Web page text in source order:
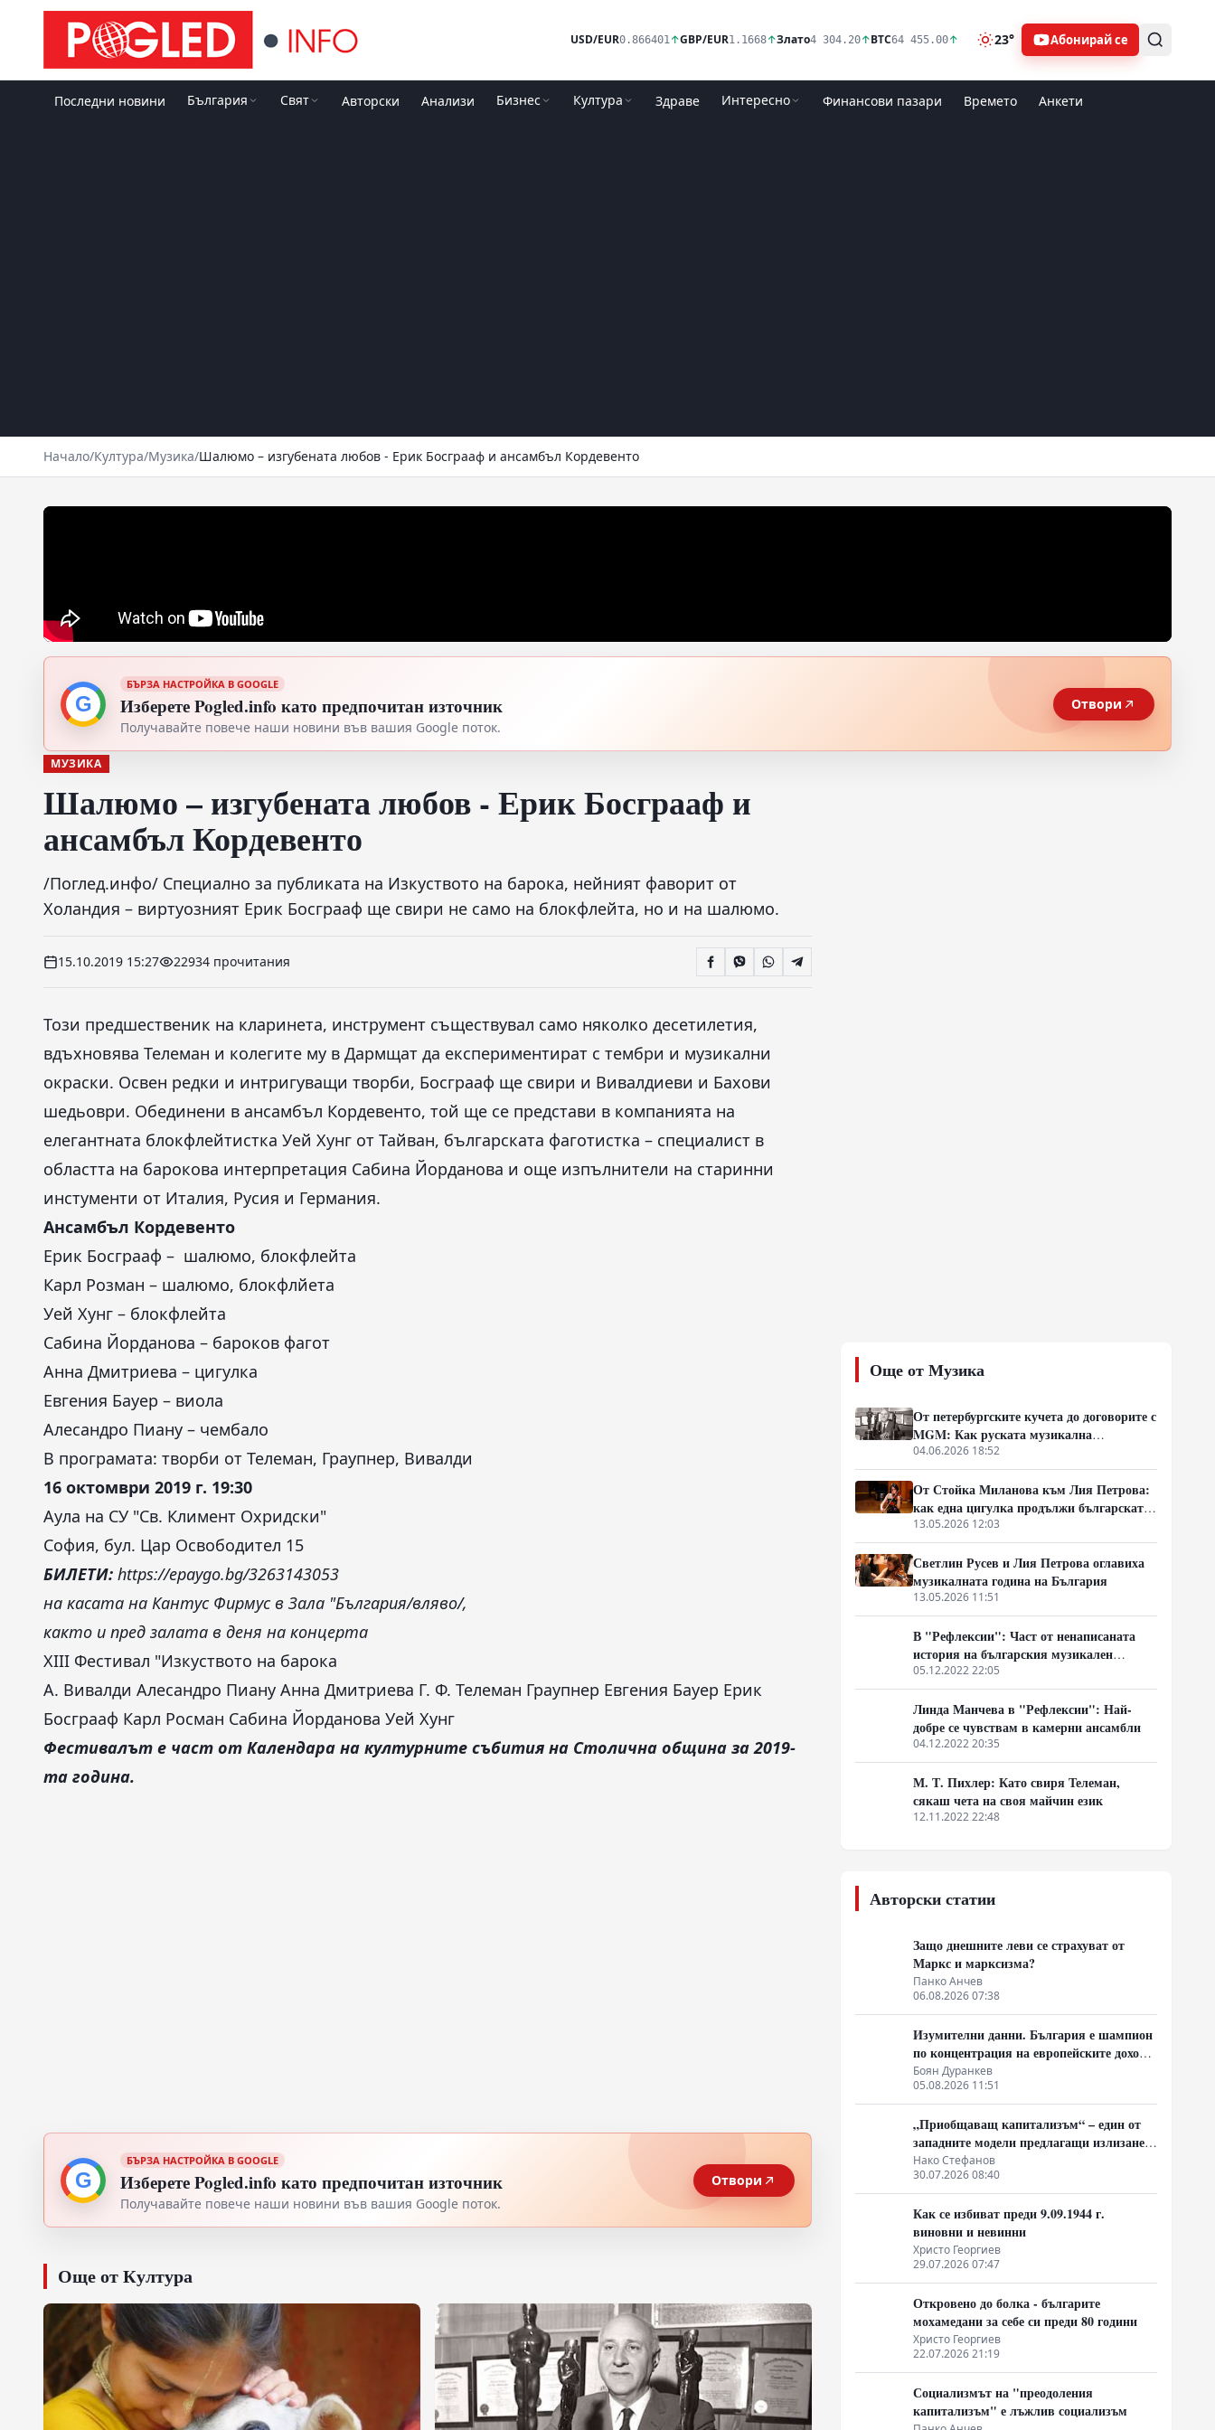
USD/EUR0.866401↑GBP/EUR1.1668↑Злато4 304.20↑BTC64 455.00↑ 23° Абонирай се
Последни новини България Свят Авторски Анализи Бизнес Култура Здраве Интересно Финансови пазари Времето Анкети
Начало/Култура/Музика/Шалюмо – изгубената любов - Ерик Босграаф и ансамбъл Кордевенто
G
БЪРЗА НАСТРОЙКА В GOOGLE
Изберете Pogled.info като предпочитан източник
Получавайте повече наши новини във вашия Google поток.
Отвори
МУЗИКА
Шалюмо – изгубената любов - Ерик Босграаф и
ансамбъл Кордевенто
/Поглед.инфо/ Специално за публиката на Изкуството на барока, нейният фаворит от
Холандия – виртуозният Ерик Босграаф ще свири не само на блокфлейта, но и на шалюмо.
15.10.2019 15:27 22934 прочитания
Този предшественик на кларинета, инструмент съществувал само няколко десетилетия,
вдъхновява Телеман и колегите му в Дармщат да експериментират с тембри и музикални
окраски. Освен редки и интригуващи творби, Босграаф ще свири и Вивалдиеви и Бахови
шедьоври. Обединени в ансамбъл Кордевенто, той ще се представи в компанията на
елегантната блокфлейтистка Уей Хунг от Тайван, българската фаготистка – специалист в
областта на барокова интерпретация Сабина Йорданова и още изпълнители на старинни
инстументи от Италия, Русия и Германия.
Ансамбъл Кордевенто
Ерик Босграаф – шалюмо, блокфлейта
Карл Розман – шалюмо, блокфлйета
Уей Хунг – блокфлейта
Сабина Йорданова – бароков фагот
Анна Дмитриева – цигулка
Евгения Бауер – виола
Алесандро Пиану – чембало
В програмата: творби от Телеман, Граупнер, Вивалди
16 октомври 2019 г. 19:30
Аула на СУ "Св. Климент Охридски"
София, бул. Цар Освободител 15
БИЛЕТИ: https://epaygo.bg/3263143053
на касата на Кантус Фирмус в Зала "България/вляво/,
както и пред залата в деня на концерта
XIII Фестивал "Изкуството на барока
А. Вивалди Алесандро Пиану Анна Дмитриева Г. Ф. Телеман Граупнер Евгения Бауер Ерик
Босграаф Карл Росман Сабина Йорданова Уей Хунг
Фестивалът е част от Календара на културните събития на Столична община за 2019-
та година.
G
БЪРЗА НАСТРОЙКА В GOOGLE
Изберете Pogled.info като предпочитан източник
Получавайте повече наши новини във вашия Google поток.
Отвори
Още от Култура
Още от Музика
От петербургските кучета до договорите с
MGM: Как руската музикална
емиграция превзе американския
кинобизнес
04.06.2026 18:52
От Стойка Миланова към Лия Петрова:
как една цигулка продължи българската
музикална линия
13.05.2026 12:03
Светлин Русев и Лия Петрова оглавиха
музикалната година на България
13.05.2026 11:51
В "Рефлексии": Част от ненаписаната
история на българския музикален
авангард излиза на бял свят
05.12.2022 22:05
Линда Манчева в "Рефлексии": Най-
добре се чувствам в камерни ансамбли
04.12.2022 20:35
М. Т. Пихлер: Като свиря Телеман,
сякаш чета на своя майчин език
12.11.2022 22:48
Авторски статии
Защо днешните леви се страхуват от
Маркс и марксизма?
Панко Анчев
06.08.2026 07:38
Изумителни данни. България е шампион
по концентрация на европейските доходи
в ръцете на най-богатия 1%, надминава
и САЩ
Боян Дуранкев
05.08.2026 11:51
„Приобщаващ капитализъм“ – един от
западните модели предлагащи излизане
от системата на неолиберализма
Нако Стефанов
30.07.2026 08:40
Как се избиват преди 9.09.1944 г.
виновни и невинни
Христо Георгиев
29.07.2026 07:47
Откровено до болка - българите
мохамедани за себе си преди 80 години
Христо Георгиев
22.07.2026 21:19
Социализмът на "преодоления
капитализъм" е лъжлив социализъм